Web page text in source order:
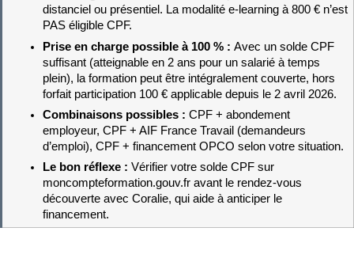
distanciel ou présentiel. La modalité e-learning à 800 € n’est
PAS éligible CPF.
Prise en charge possible à 100 % : Avec un solde CPF
suffisant (atteignable en 2 ans pour un salarié à temps
plein), la formation peut être intégralement couverte, hors
forfait participation 100 € applicable depuis le 2 avril 2026.
Combinaisons possibles : CPF + abondement
employeur, CPF + AIF France Travail (demandeurs
d’emploi), CPF + financement OPCO selon votre situation.
Le bon réflexe : Vérifier votre solde CPF sur
moncompteformation.gouv.fr avant le rendez-vous
découverte avec Coralie, qui aide à anticiper le
financement.